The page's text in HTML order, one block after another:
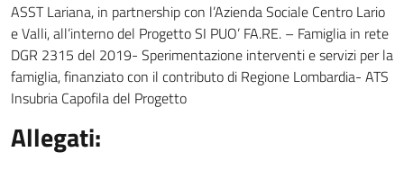
ASST Lariana, in partnership con l’Azienda Sociale Centro Lario
e Valli, all’interno del Progetto SI PUO’ FA.RE. – Famiglia in rete
DGR 2315 del 2019- Sperimentazione interventi e servizi per la
famiglia, finanziato con il contributo di Regione Lombardia- ATS
Insubria Capofila del Progetto
Allegati: